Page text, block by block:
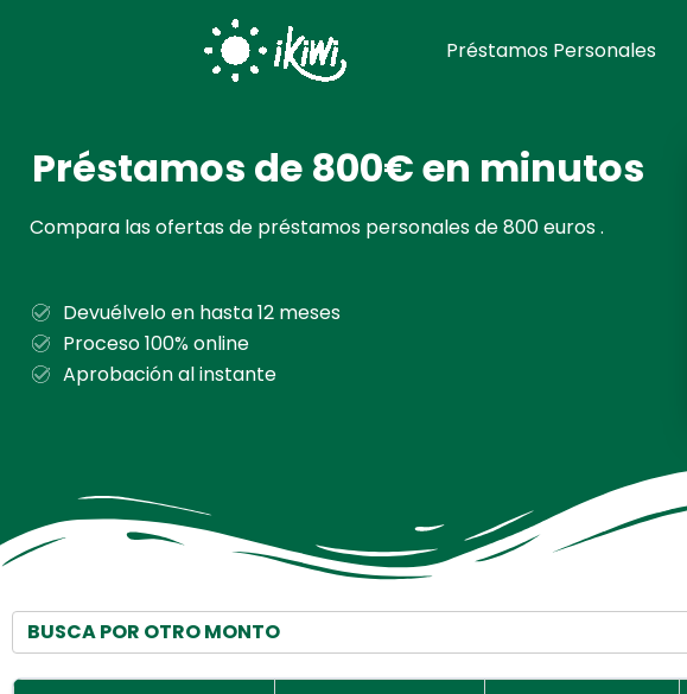
Préstamos Personales
Préstamos de 800€ en minutos
Compara las ofertas de préstamos personales de 800 euros .
Devuélvelo en hasta 12 meses
Proceso 100% online
Aprobación al instante
BUSCA POR OTRO MONTO